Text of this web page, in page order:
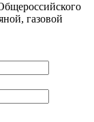
газовой